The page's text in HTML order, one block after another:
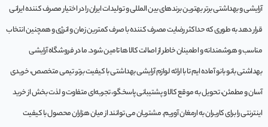
آرایشی و بهداشتی برتر بهترین برندهای بین المللی و تولیدات ایران را در اختیار مصرف کننده ایرانی
قرار دهد به طوری که حداکثر رضایت مصرف کننده با صرف کمترین زمان و انرژی و همچنین انتخاب
مناسب و هوشمندانه و اطمینان خاطر از اصالت کالا ها تامین شود. ما در فروشگاه آرایشی
بهداشتی بانو بانو آماده ایم تا با ارائه لوازم آرایشی بهداشتی با کیفیت برتر، تیمی متخصص، خریدی
آسان و مطمئن، تحویل به موقع کالا و پشتیبانی پاسخگو، تجربه‌ای متفاوت و لذت بخش از خرید
اینترنتی را برای کاربران به ارمغان آوریم. مشتريان می توانند از ميان هزاران محصول با کيفيت